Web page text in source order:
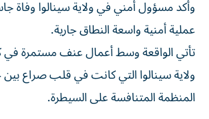
وأكد مسؤول أمني في ‌ولاية سينالوا وفاة
عملية أمنية واسعة النطاق جارية.
تأتي الواقعة وسط أعمال عنف ⁠مستمرة في
ولاية سينالوا التي كانت في قلب صراع
المنظمة المتنافسة على ​السيطرة.